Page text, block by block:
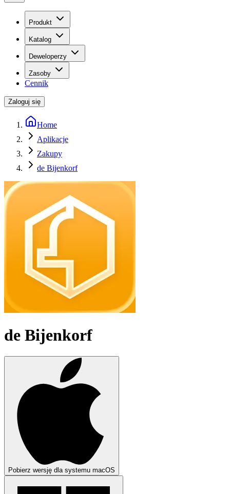
Produkt
Katalog
Deweloperzy
Zasoby
Cennik
Zaloguj się
Home
Aplikacje
Zakupy
de Bijenkorf
de Bijenkorf
Pobierz wersję dla systemu macOS